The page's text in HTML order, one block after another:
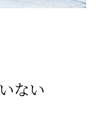
ない